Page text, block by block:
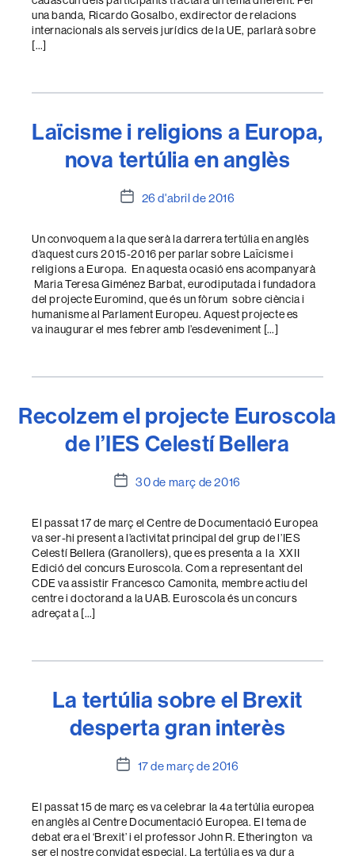
una banda, Ricardo Gosalbo, exdirector de relacions
internacionals als serveis jurídics de la UE, parlarà sobre
[…]
Laïcisme i religions a Europa,
nova tertúlia en anglès
Data
l'entrada
26 d'abril de 2016
Un convoquem a la que serà la darrera tertúlia en anglès
d’aquest curs 2015-2016 per parlar sobre Laïcisme i
religions a Europa. En aquesta ocasió ens acompanyarà
Maria Teresa Giménez Barbat, eurodiputada i fundadora
del projecte Euromind, que és un fòrum sobre ciència i
humanisme al Parlament Europeu. Aquest projecte es
va inaugurar el mes febrer amb l’esdeveniment […]
Recolzem el projecte Euroscola
de l’IES Celestí Bellera
Data
l'entrada
30 de març de 2016
El passat 17 de març el Centre de Documentació Europea
va ser-hi present a l’activitat principal del grup de l’IES
Celestí Bellera (Granollers), que es presenta a la XXII
Edició del concurs Euroscola. Com a representant del
CDE va assistir Francesco Camonita, membre actiu del
centre i doctorand a la UAB. Euroscola és un concurs
adreçat a […]
La tertúlia sobre el Brexit
desperta gran interès
Data17 de març de 2016
El passat 15 de març es va celebrar la 4a tertúlia europea
en anglès al Centre Documentació Europea. El tema de
debat era el ‘Brexit’ i el professor John R. Etherington va
ser el nostre convidat especial. La tertúlia es va dur a